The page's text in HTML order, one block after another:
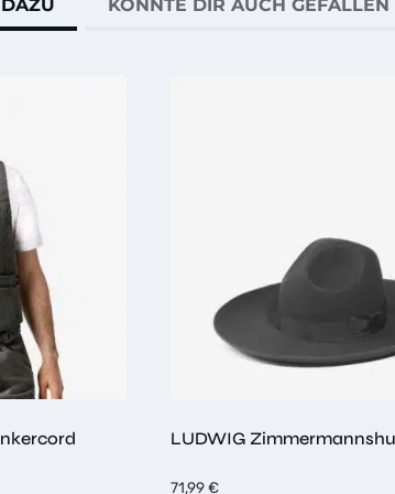
KÖNNTE DIR AUCH GEFALLEN
LUDWIG
71,99€